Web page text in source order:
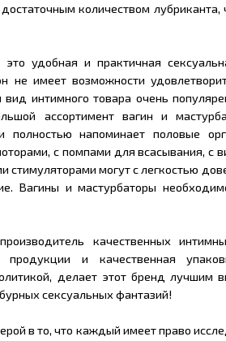
достаточным количеством
удобная и практичная
не имеет возможности
интимного товара очень
ассортимент вагин и
и полностью напоминает половые
с помпами для всасывания, с
могут с легкостью
Вагины и мастурбаторы
качественных
продукции и качественная
делает этот бренд лучшим
сексуальных фантазий!
в то, что каждый имеет право